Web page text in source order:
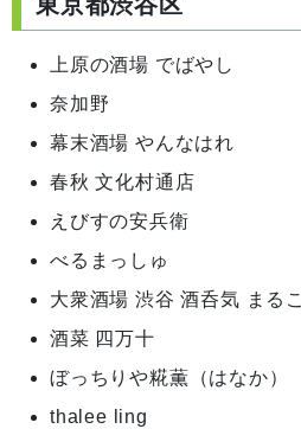
上原の酒場 でばやし
奈加野
幕末酒場 やんなはれ
春秋 文化村通店
えびすの安兵衛
べるまっしゅ
大衆酒場 渋谷 酒呑気 まるこ
酒菜 四万十
ぼっちりや糀薫（はなか）
thalee ling